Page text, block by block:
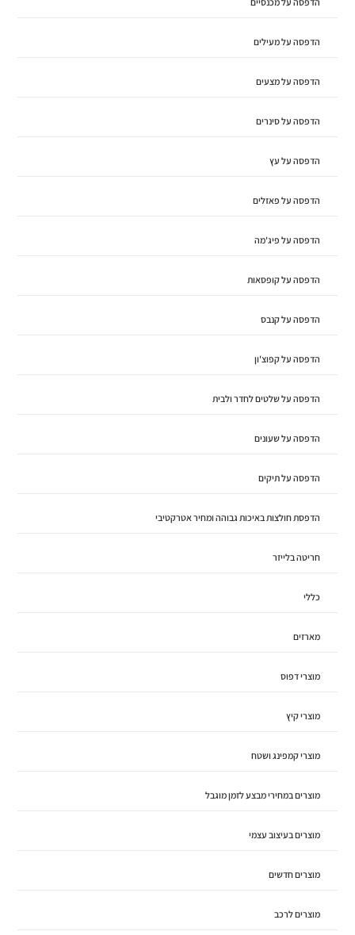
הדפסה על מעילים
הדפסה על מצעים
הדפסה על סינרים
הדפסה על עץ
הדפסה על פאזלים
הדפסה על פיג'מה
הדפסה על קופסאות
הדפסה על קנבס
הדפסה על קפוצ'ון
הדפסה על שלטים לחדר ולבית
הדפסה על שעונים
הדפסה על תיקים
הדפסת חולצות באיכות גבוהה ומחיר אטרקטיבי
חריטה בלייזר
כללי
מארזים
מוצרי דפוס
מוצרי קיץ
מוצרי קמפינג ושטח
מוצרים במחירי מבצע לזמן מוגבל
מוצרים בעיצוב עצמי
מוצרים חדשים
מוצרים לרכב